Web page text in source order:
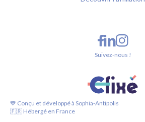
💙 Conçu et développé à Sophia-Antipolis
🇫🇷 Hébergé en France
Suivez-nous !